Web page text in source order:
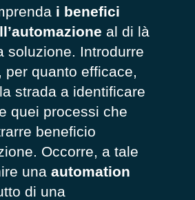
i benefici
al di là
soluzione. Introdurre
per quanto efficace,
strada a identificare
quei processi che
beneficio
Occorre, a tale
una automation
di una